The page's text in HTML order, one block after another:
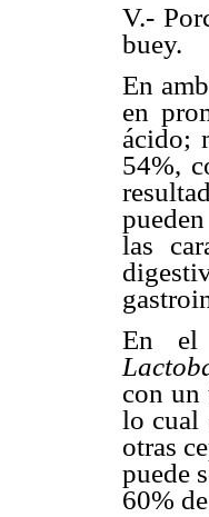
V.-
buey.
En
en
ácido;
54%,
las
En el
con un
lo cual
otras
puede
60%